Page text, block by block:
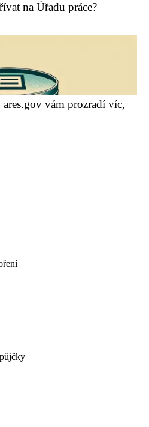
na Úřadu práce?
vám prozradí víc,